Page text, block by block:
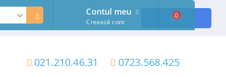
OK!
021.210.46.31 0723.568.425
Contul meu
Creează cont
0